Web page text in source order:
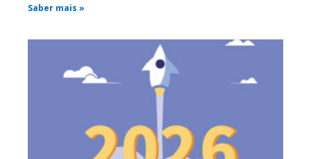
Saber mais »